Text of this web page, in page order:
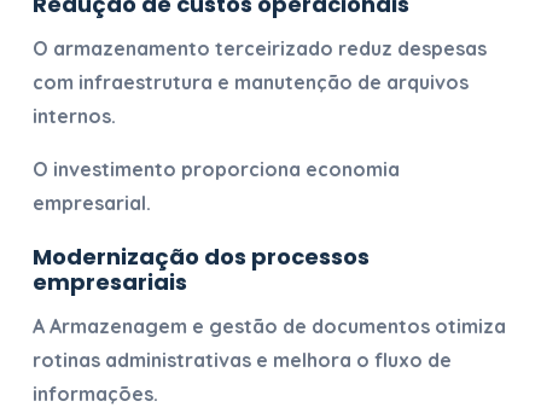
O armazenamento terceirizado reduz despesas
com infraestrutura e manutenção de arquivos
internos.
O investimento proporciona economia
empresarial.
Modernização dos processos
empresariais
A Armazenagem e gestão de documentosotimiza
rotinas administrativas e melhora o fluxo de
informações.